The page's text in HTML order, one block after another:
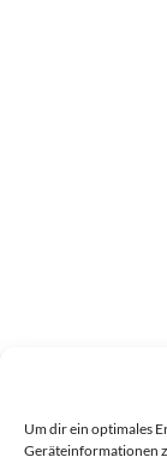
Um dir ein optimales
Geräteinformationen